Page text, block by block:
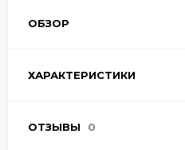
ОБЗОР
ХАРАКТЕРИСТИКИ
ОТЗЫВЫ 0